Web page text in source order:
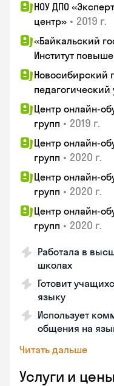
НОУ ДПО
центр» • 2019 г.
«Байкальский
Институт
Новосибирский
педагогический
Центр онлайн-
групп • 2019 г.
Центр онлайн-
групп • 2020 г.
Центр онлайн-
групп • 2020 г.
Центр онлайн-
групп • 2020 г.
Работала в
школах
Готовит
языку
Использует
общения на
Читать дальше
Услуги и цены